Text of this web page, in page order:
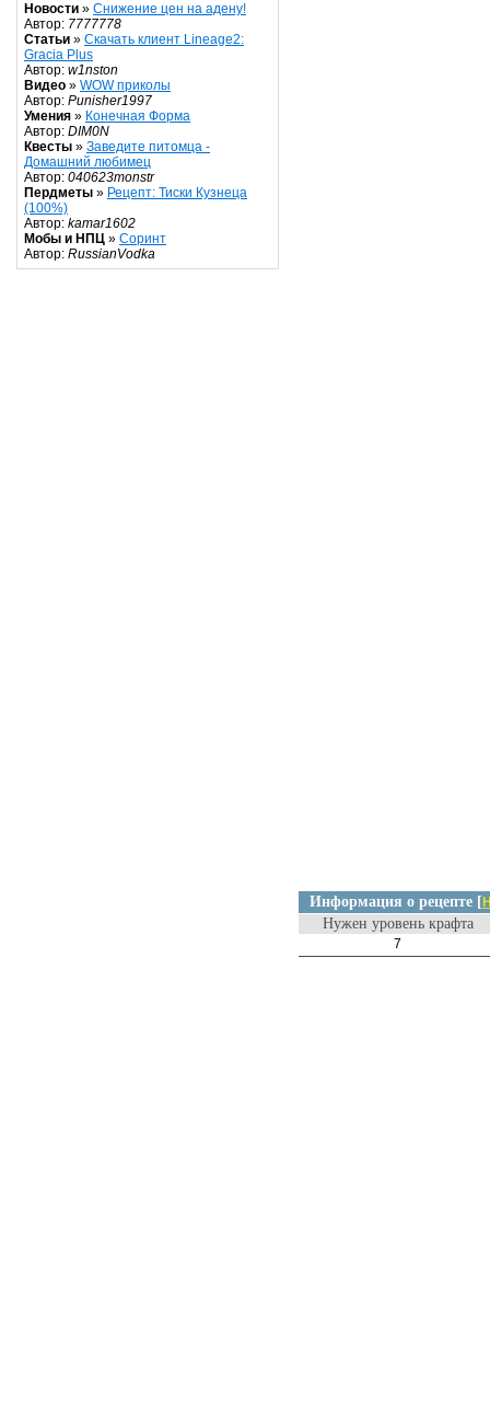
Новости » Снижение цен на адену!
Автор: 7777778
Статьи » Скачать клиент Lineage2:
Gracia Plus
Автор: w1nston
Видео » WOW приколы
Автор: Punisher1997
Умения » Конечная Форма
Автор: DIM0N
Квесты » Заведите питомца -
Домашний любимец
Автор: 040623monstr
Пердметы » Рецепт: Тиски Кузнеца
(100%)
Автор: kamar1602
Мобы и НПЦ » Соринт
Автор: RussianVodka
Информация о рецепте [
Нужен уровень крафта
7